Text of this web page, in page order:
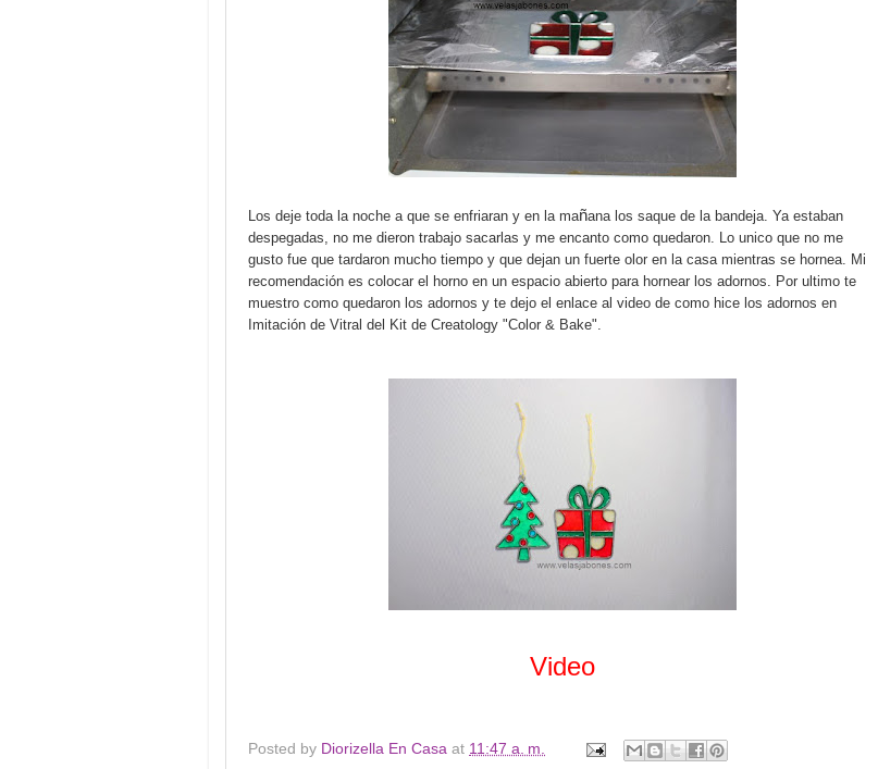
Los deje toda la noche a que se enfriaran y en lamañana l os saque de la bandeja. Ya estaban
despegadas, no me dieron trabajo sacarlas y me encanto como quedaron. Lo unico que no me
gusto fue que tardaron mucho tiempo y que dejan un fuerte olor en la casa mientras se hornea. Mi
recomendación es colocar el horno en un espacio abierto para hornear los adornos. Por ultimo te
muestro como quedaron los adornos y te dejo el enlace al video de como hice los adornos en
Imitación de Vitral del Kit de Creatology "Color & Bake".
Video
Posted by Diorizella En Casa at 11:47 a. m.